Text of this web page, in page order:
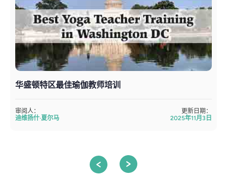
华盛顿特区最佳瑜伽教师培训
审阅人：
迪维扬什·夏尔马
更新日期：
2025年11月3日